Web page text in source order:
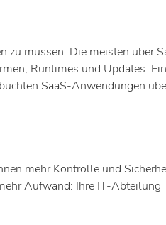
zu müssen: Die meisten über
Runtimes und Updates.
SaaS-Anwendungen
mehr Kontrolle und
Aufwand: Ihre IT-Abteilung